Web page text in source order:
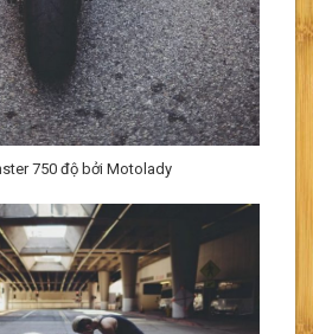
750 độ bởi Motolady